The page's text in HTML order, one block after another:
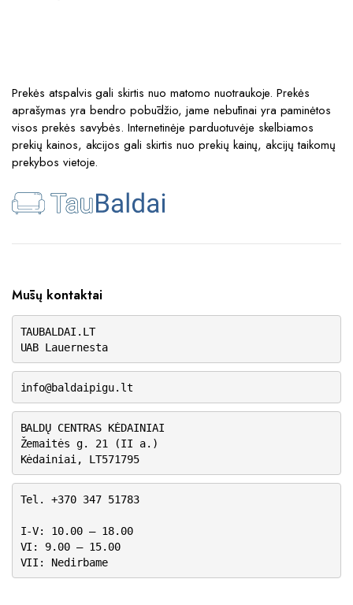
Prekės atspalvis gali skirtis nuo matomo nuotraukoje. Prekės
aprašymas yra bendro pobūdžio, jame nebūtinai yra paminėtos
visos prekės savybės. Internetinėje parduotuvėje skelbiamos
prekių kainos, akcijos gali skirtis nuo prekių kainų, akcijų taikomų
prekybos vietoje.
Mūsų kontaktai
TAUBALDAI.LT
UAB Lauernesta
info@baldaipigu.lt
BALDŲ CENTRAS KĖDAINIAI
Žemaitės g. 21 (II a.)
Kėdainiai, LT571795
Tel. +370 347 51783
I-V: 10.00 – 18.00
VI: 9.00 – 15.00
VII: Nedirbame